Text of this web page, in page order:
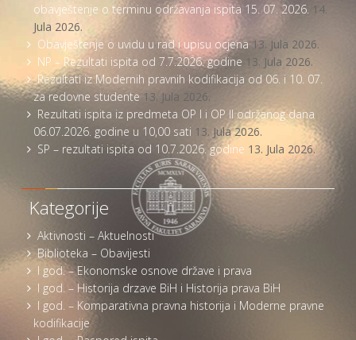
obavještenje o terminu održavanja ispita 15. 07. 2026. 14.
Jula 2026.
Obavještenje o uvidu u rad i upisu ocjena 13. Jula 2026.
NP – Rezultati ispita od 7.7.2026. godine 13. Jula 2026.
Rezultati iz Modernih pravnih kodifikacija od 06. i 10. 07.
za redovne studente 13. Jula 2026.
Rezultati ispita iz predmeta OP I i OP II održanog dana
06.07.2026. godine u 10,00 sati 13. Jula 2026.
SP – rezultati ispita od 10.7.2026. godine 13. Jula 2026.
Kategorije
Aktivnosti – Aktuelnosti
Biblioteka – Obavijesti
I god. – Ekonomske osnove države i prava
I god. – Historija drzave BiH i Historija prava BiH
I god. – Komparativna pravna historija i Moderne pravne
kodifikacije